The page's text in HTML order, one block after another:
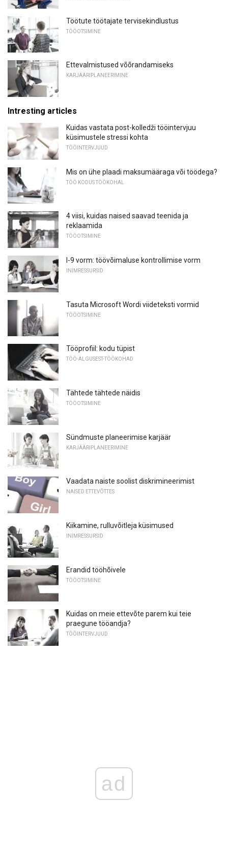
Töötute töötajate tervisekindlustus
TÖÖOTSIMINE
Ettevalmistused võõrandamiseks
KARJÄÄRIPLANEERIMINE
Intresting articles
Kuidas vastata post-kolledži tööintervjuu
küsimustele stressi kohta
TÖÖINTERVJUUD
Mis on ühe plaadi maksumääraga või töödega?
TÖÖ KODUS TÖÖKOHAL
4 viisi, kuidas naised saavad teenida ja
reklaamida
TÖÖOTSIMINE
I-9 vorm: töövõimaluse kontrollimise vorm
INIMRESSURSID
Tasuta Microsoft Wordi viideteksti vormid
TÖÖOTSIMINE
Tööprofiil: kodu tüpist
TÖÖ-ALGUSEST-TÖÖKOHAD
Tähtede tähtede näidis
TÖÖOTSIMINE
Sündmuste planeerimise karjäär
KARJÄÄRIPLANEERIMINE
Vaadata naiste soolist diskrimineerimist
NAISED ETTEVÕTTES
Kiikamine, rulluvõitleja küsimused
INIMRESSURSID
Erandid tööhõivele
TÖÖOTSIMINE
Kuidas on meie ettevõte parem kui teie
praegune tööandja?
TÖÖINTERVJUUD
ad